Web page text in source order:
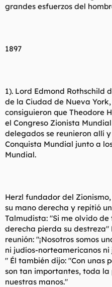
grandes esfuerzos del
1897
1). Lord Edmond Rothschild
de la Ciudad de Nueva
consiguieron que Theodore
el Congreso Zionista
delegados se reunieron allí
Conquista Mundial junto a
Mundial.
Herzl fundador del
su mano derecha y repitió
Talmudista: "Si me olvido
derecha pierda su
reunión: "¡Nosotros somos
ni judíos-norteamericanos ni
" Él también dijo: "Con unas
son tan importantes, toda la
nuestras manos."